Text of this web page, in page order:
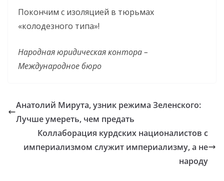
Покончим с изоляцией в тюрьмах
«колодезного типа»!
Народная юридическая контора –
Международное бюро
Анатолий Мирута, узник режима Зеленского:
Лучше умереть, чем предать
Коллаборация курдских националистов с
империализмом служит империализму, а не
народу